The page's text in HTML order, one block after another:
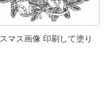
マス画像 印刷して塗り